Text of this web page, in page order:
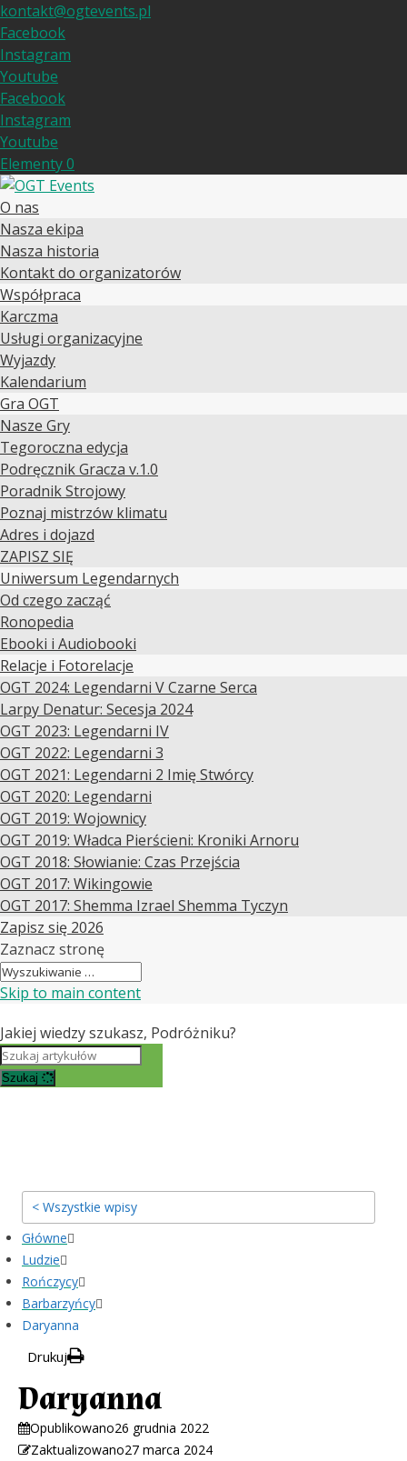
kontakt@ogtevents.pl
Facebook
Instagram
Youtube
Facebook
Instagram
Youtube
Elementy 0
O nas
Nasza ekipa
Nasza historia
Kontakt do organizatorów
Współpraca
Karczma
Usługi organizacyjne
Wyjazdy
Kalendarium
Gra OGT
Nasze Gry
Tegoroczna edycja
Podręcznik Gracza v.1.0
Poradnik Strojowy
Poznaj mistrzów klimatu
Adres i dojazd
ZAPISZ SIĘ
Uniwersum Legendarnych
Od czego zacząć
Ronopedia
Ebooki i Audiobooki
Relacje i Fotorelacje
OGT 2024: Legendarni V Czarne Serca
Larpy Denatur: Secesja 2024
OGT 2023: Legendarni IV
OGT 2022: Legendarni 3
OGT 2021: Legendarni 2 Imię Stwórcy
OGT 2020: Legendarni
OGT 2019: Wojownicy
OGT 2019: Władca Pierścieni: Kroniki Arnoru
OGT 2018: Słowianie: Czas Przejścia
OGT 2017: Wikingowie
OGT 2017: Shemma Izrael Shemma Tyczyn
Zapisz się 2026
Zaznacz stronę
Skip to main content
Jakiej wiedzy szukasz, Podróżniku?
Szukaj
< Wszystkie wpisy
Główne
Ludzie
Rończycy
Barbarzyńcy
Daryanna
Drukuj
Daryanna
Opublikowano26 grudnia 2022
Zaktualizowano27 marca 2024